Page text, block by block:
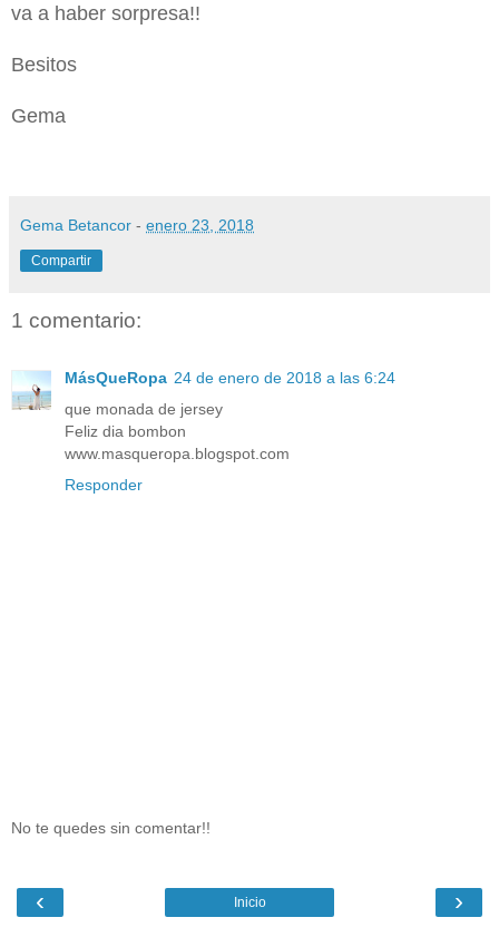
va a haber sorpresa!!
Besitos
Gema
Gema Betancor - enero 23, 2018
Compartir
1 comentario:
MásQueRopa 24 de enero de 2018 a las 6:24
que monada de jersey
Feliz dia bombon
www.masqueropa.blogspot.com
Responder
No te quedes sin comentar!!
‹ ›
Inicio